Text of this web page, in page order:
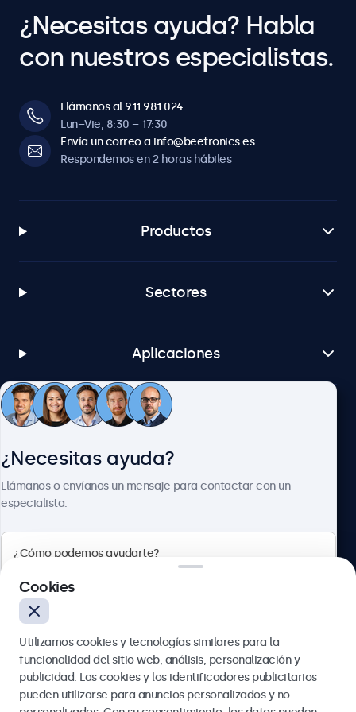
Ajuste de brillo
Brillo de la retroiluminación ajustable mediante mando a
distancia o regulador opcional.
Compatible con teleprompter. La imagen puede invertirse
horizontal y verticalmente.
1x
1x
RCA vídeo
USB-A
1 reproductor multimedia USB integrado
1x
Salida AUX (3.5 mm)
Mecánico
Tamaño (sin soporte)
275 x 213 x 38 mm
Tamaño de la imagen
247 x 186 mm
Peso
1800 gramos (2200 gramos con supporte)
¿Necesitas ayuda? Habla
con nuestros especialistas.
Llámanos al 911 981 024
Lun–Vie, 8:30 – 17:30
Envía un correo a info@beetronics.es
Respondemos en 2 horas hábiles
Productos
Sectores
Aplicaciones
Atención al cliente
4.8/5 la valoración de 5000+ empresas
Español
¿Necesitas ayuda?
Llámanos o envíanos un mensaje para contactar con un
especialista.
Enviar
Cookies
Utilizamos cookies y tecnologías similares para la
funcionalidad del sitio web, análisis, personalización y
publicidad. Las cookies y los identificadores publicitarios
pueden utilizarse para anuncios personalizados y no